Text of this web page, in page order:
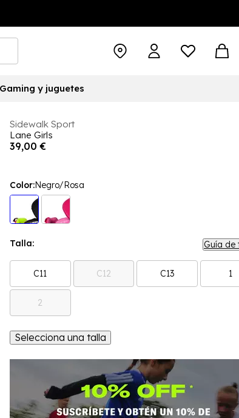
Gaming y juguetes
Sidewalk Sport
Lane Girls
39,00 €
Color:Negro/Rosa
Talla: Guía de
C11 C12 C13 1
2
Selecciona una talla